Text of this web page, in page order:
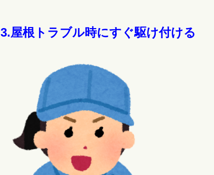
3.屋根トラブル時にすぐ駆け付ける